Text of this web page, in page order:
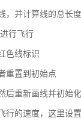
，并计算线的总长
行飞行
色线标识
重置到初始点
后重新画线并初始
行的速度，这里设